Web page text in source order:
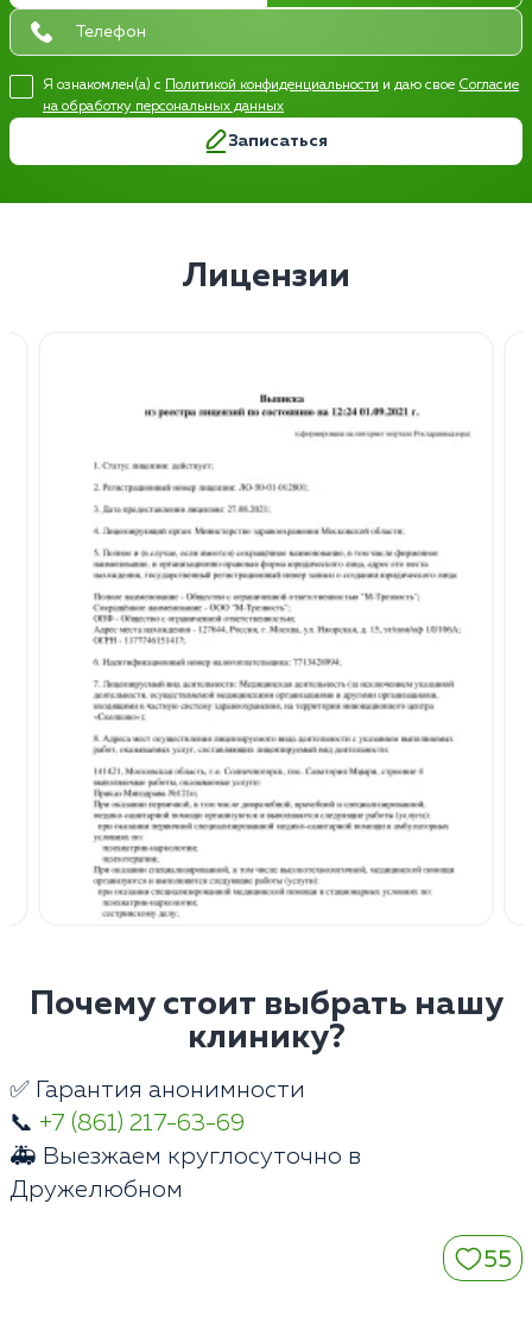
Я ознакомлен(а) с Политикой конфиденциальности и даю свое Согласие
на обработку персональных данных
Записаться
Лицензии
Почему стоит выбрать нашу
клинику?
✅ Гарантия анонимности
📞 +7 (861) 217-63-69
🚑 Выезжаем круглосуточно в
Дружелюбном
55